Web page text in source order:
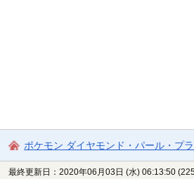
ポケモン ダイヤモンド・パール・プ
最終更新日：2020年06月03日 (水) 06:13:50